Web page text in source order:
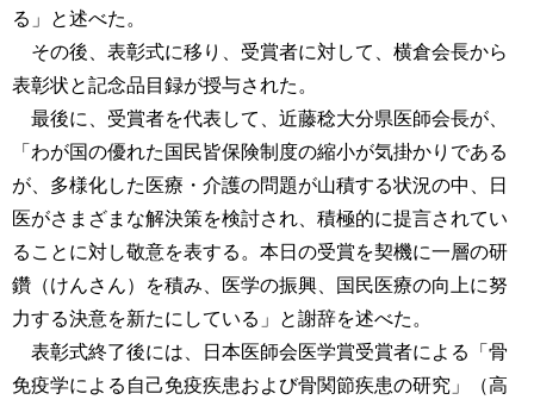
る」と述べた。
その後、表彰式に移り、受賞者に対して、横倉会長から
表彰状と記念品目録が授与された。
最後に、受賞者を代表して、近藤稔大分県医師会長が、
「わが国の優れた国民皆保険制度の縮小が気掛かりである
が、多様化した医療・介護の問題が山積する状況の中、日
医がさまざまな解決策を検討され、積極的に提言されてい
ることに対し敬意を表する。本日の受賞を契機に一層の研
鑽（けんさん）を積み、医学の振興、国民医療の向上に努
力する決意を新たにしている」と謝辞を述べた。
表彰式終了後には、日本医師会医学賞受賞者による「骨
免疫学による自己免疫疾患および骨関節疾患の研究」（高